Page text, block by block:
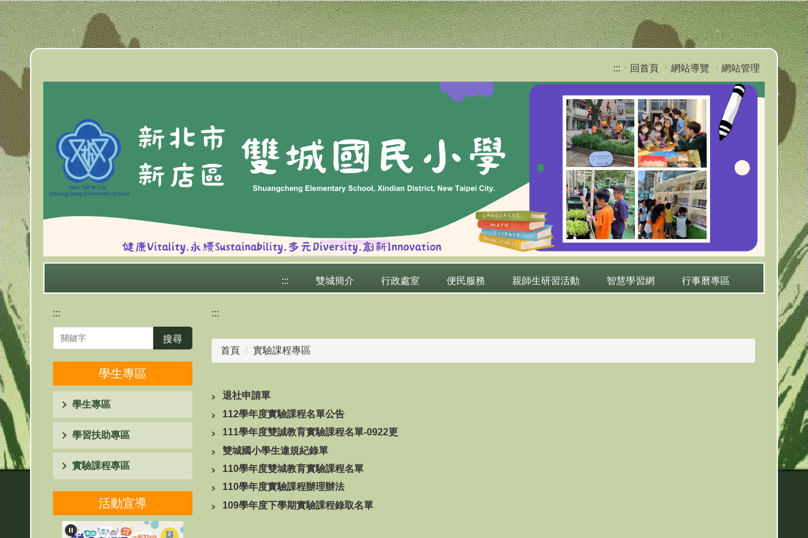
跳
到
主
要
內
容
區
::: ㆍ回首頁 ㆍ網站導覽 ㆍ網站管理
::: 雙城簡介 行政處室 便民服務 親師生研習活動 智慧學習網 行事曆專區
:::
搜尋
學生專區
學生專區
學習扶助專區
實驗課程專區
活動宣導
:::
首頁 實驗課程專區
退社申請單
112學年度實驗課程名單公告
111學年度雙誠教育實驗課程名單-0922更
雙城國小學生違規紀錄單
110學年度雙城教育實驗課程名單
110學年度實驗課程辦理辦法
109學年度下學期實驗課程錄取名單